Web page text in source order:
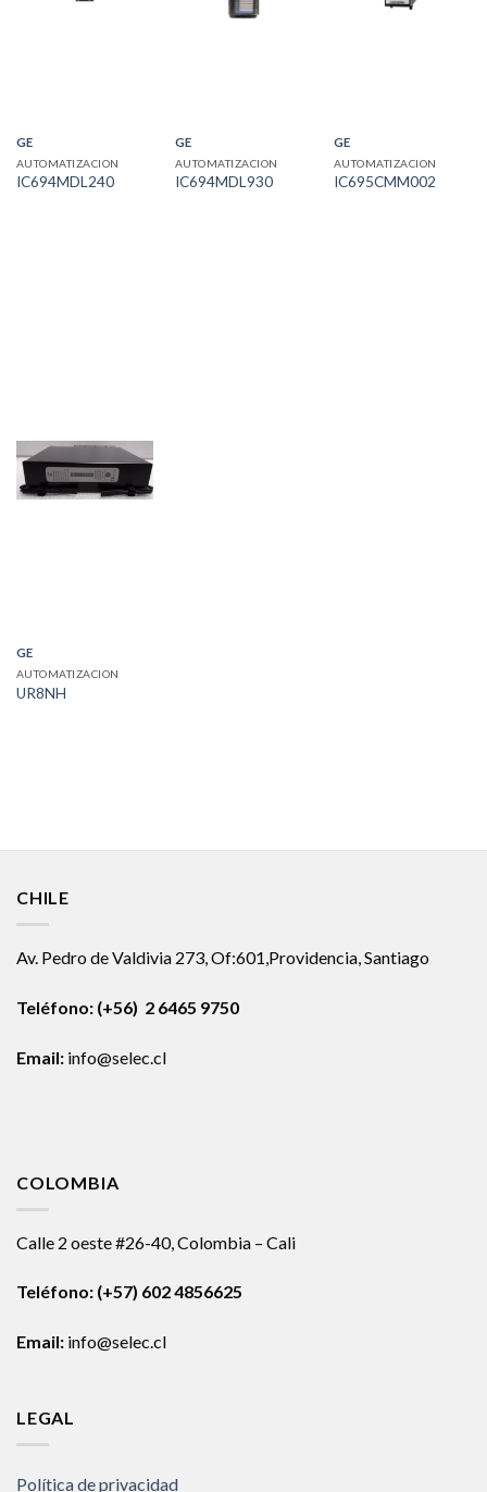
GE
AUTOMATIZACION
IC694MDL240
GE
AUTOMATIZACION
IC694MDL930
GE
AUTOMATIZACION
IC695CMM002
GE
AUTOMATIZACION
UR8NH
CHILE
Av. Pedro de Valdivia 273, Of:601,Providencia, Santiago
Teléfono: (+56) 2 6465 9750
Email: info@selec.cl
COLOMBIA
Calle 2 oeste #26-40, Colombia – Cali
Teléfono: (+57) 602 4856625
Email: info@selec.cl
LEGAL
Política de privacidad